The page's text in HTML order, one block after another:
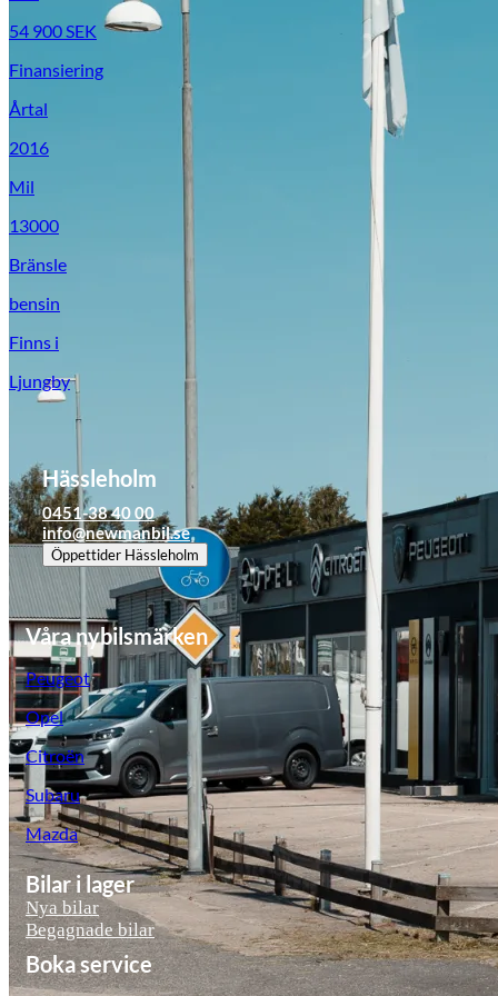
54 900 SEK
Finansiering
Årtal
2016
Mil
13000
Bränsle
bensin
Finns i
Ljungby
Hässleholm
0451-38 40 00
info@newmanbil.se
Öppettider Hässleholm
Våra nybilsmärken
Peugeot
Opel
Citroën
Subaru
Mazda
Bilar i lager
Nya bilar
Begagnade bilar
Boka service